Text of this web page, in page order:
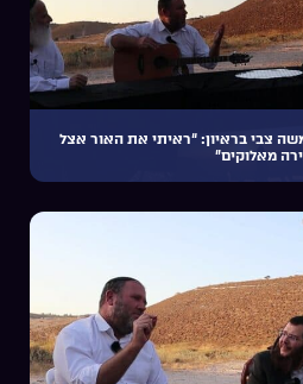
צבי בראיון: “ראיתי את האור אצל
מאלוקים”